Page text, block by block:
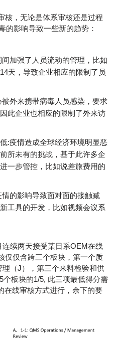
核，无论是体系审核还是过程
的影响导致一些新的趋势：
加强了人员流动的管理，比如
天，导致企业相应的限制了员
外来携带病毒人员感染，要求
此企业也相应的限制了外来访
:疫情造成全球经济环境明显恶
所未有的挑战，基于此许多企
一步管控，比如说差旅费用的
的影响导致面对面的接触减
工具的开发，比如视频会议系
续两天接受某日系OEM在线
仅仅含跨三个板块，第一个质
（J），第三个来料检验和供
板块的1/5, 此三项最低得分需
在线审核方式进行，余下的要